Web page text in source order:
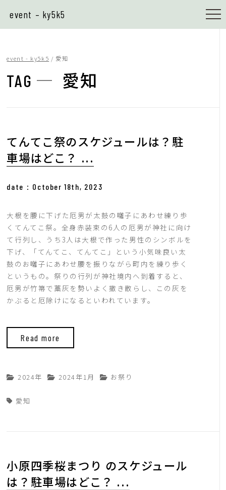
event – ky5k5
event - ky5k5 / 愛知
TAG 愛知
てんてこ祭のスケジュールは？駐
車場はどこ？ ...
date：October 18th, 2023
大根を腰に下げた厄男が太鼓の囃子にあわせ練り歩
くてんてこ祭。全身赤装束の6人の厄男が神社に向け
て行列し、うち3人は大根で作った男性のシンボルを
下げ、「てんてこ、てんてこ」という小気味良い太
鼓のお囃子にあわせ腰を振りながら町内を練り歩く
というもの。祭りの行列が神社境内へ到着すると、
厄男が竹箒で藁灰を勢いよく撒き散らし、この灰を
かぶると厄除けになるといわれています。
Read more
2024年 2024年1月 お祭り
愛知
小原四季桜まつり のスケジュール
は？駐車場はどこ？ ...